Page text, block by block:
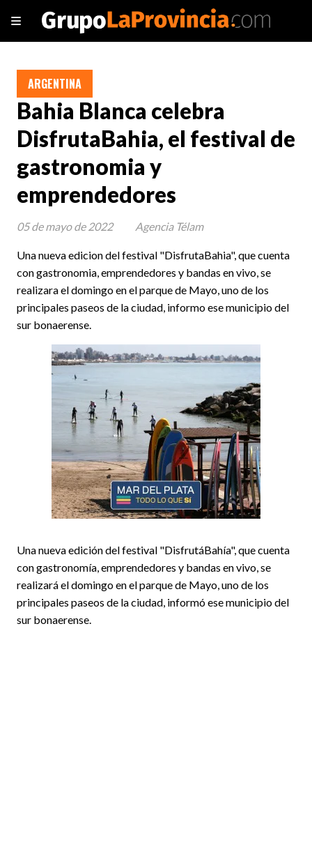
Bahia Blanca celebra
DisfrutaBahia, el festival de
gastronomia y
emprendedores
Una nueva edicion del festival "DisfrutaBahia", que cuenta
con gastronomia, emprendedores y bandas en vivo, se
realizara el domingo en el parque de Mayo, uno de los
principales paseos de la ciudad, informo ese municipio del
sur bonaerense.
ARGENTINA
05 de mayo de 2022 Agencia Télam
Una nueva edición del festival "DisfrutáBahía", que cuenta
con gastronomía, emprendedores y bandas en vivo, se
realizará el domingo en el parque de Mayo, uno de los
principales paseos de la ciudad, informó ese municipio del
sur bonaerense.